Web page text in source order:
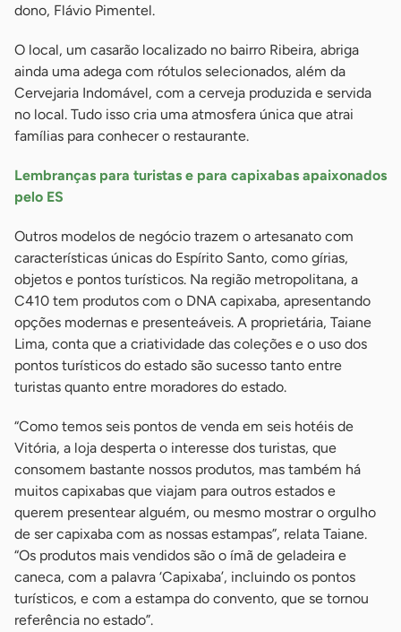
dono, Flávio Pimentel.
O local, um casarão localizado no bairro Ribeira, abriga
ainda uma adega com rótulos selecionados, além da
Cervejaria Indomável, com a cerveja produzida e servida
no local. Tudo isso cria uma atmosfera única que atrai
famílias para conhecer o restaurante.
Lembranças para turistas e para capixabas apaixonados
pelo ES
Outros modelos de negócio trazem o artesanato com
características únicas do Espírito Santo, como gírias,
objetos e pontos turísticos. Na região metropolitana, a
C410 tem produtos com o DNA capixaba, apresentando
opções modernas e presenteáveis. A proprietária, Taiane
Lima, conta que a criatividade das coleções e o uso dos
pontos turísticos do estado são sucesso tanto entre
turistas quanto entre moradores do estado.
“Como temos seis pontos de venda em seis hotéis de
Vitória, a loja desperta o interesse dos turistas, que
consomem bastante nossos produtos, mas também há
muitos capixabas que viajam para outros estados e
querem presentear alguém, ou mesmo mostrar o orgulho
de ser capixaba com as nossas estampas”, relata Taiane.
“Os produtos mais vendidos são o ímã de geladeira e
caneca, com a palavra ‘Capixaba’, incluindo os pontos
turísticos, e com a estampa do convento, que se tornou
referência no estado”.